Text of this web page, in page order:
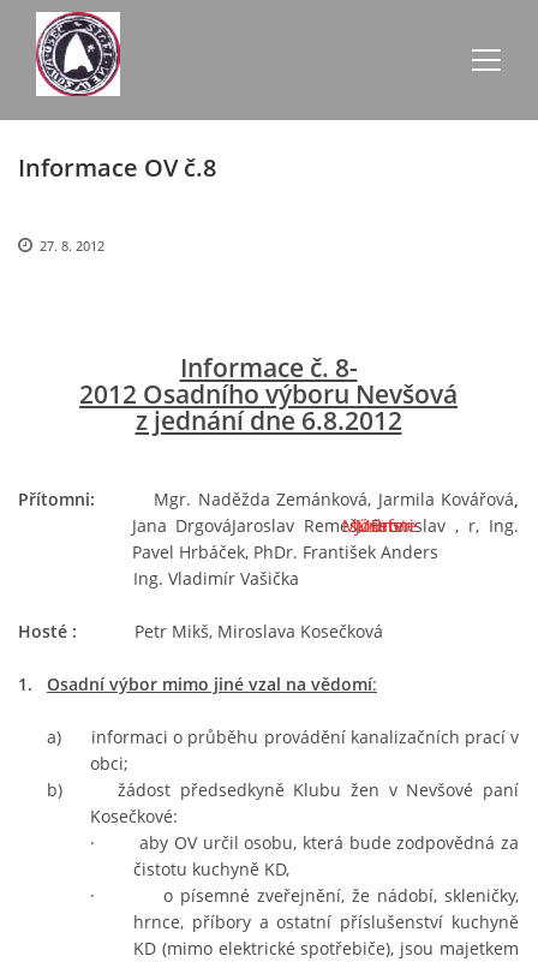
AKTUALITY
ZE SCHŮZÍ
O NEVŠOVÉ
OBECNÍ BUDOVY
SLUŽBY
FOTOGALERIE
INZERCE
MATCH DAY
Informace OV č.8
27. 8. 2012
Informace č. 8-
2012 Osadního výboru Nevšová
z jednání dne 6.8.2012
Přítomni: Mgr. Naděžda Zemánková, Jarmila Kovářová,
Jana DrgováJaroslav Remeš, Bronislav
Műnster ,
Josef
Műnste
r, Ing.
Pavel Hrbáček, PhDr. František Anders
Ing. Vladimír Vašička
Hosté : Petr Mikš, Miroslava Kosečková
1. Osadní výbor mimo jiné vzal na vědomí:
a) informaci o průběhu provádění kanalizačních prací v
obci;
b) žádost předsedkyně Klubu žen v Nevšové paní
Kosečkové:
·
aby OV určil osobu, která bude zodpovědná za
čistotu kuchyně KD,
·
o písemné zveřejnění, že nádobí, skleničky,
hrnce, příbory a ostatní příslušenství kuchyně
KD (mimo elektrické spotřebiče), jsou majetkem